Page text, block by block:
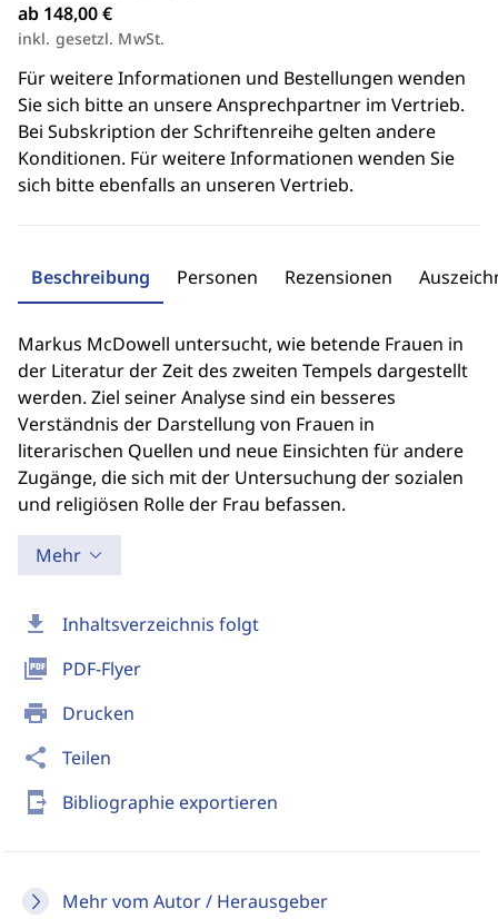
download Inhaltsverzeichnis folgt
picture_as_pdf PDF-Flyer
print Drucken
share Teilen
send_to_mobile Bibliographie exportieren
Mehr vom Autor / Herausgeber
ab 148,00 €
inkl. gesetzl. MwSt.
Für weitere Informationen und Bestellungen wenden
Sie sich bitte an unsere Ansprechpartner im Vertrieb.
Bei Subskription der Schriftenreihe gelten andere
Konditionen. Für weitere Informationen wenden Sie
sich bitte ebenfalls an unseren Vertrieb.
Beschreibung Personen Rezensionen
Markus McDowell untersucht, wie betende Frauen in
der Literatur der Zeit des zweiten Tempels dargestellt
werden. Ziel seiner Analyse sind ein besseres
Verständnis der Darstellung von Frauen in
literarischen Quellen und neue Einsichten für andere
Zugänge, die sich mit der Untersuchung der sozialen
und religiösen Rolle der Frau befassen.
Mehr